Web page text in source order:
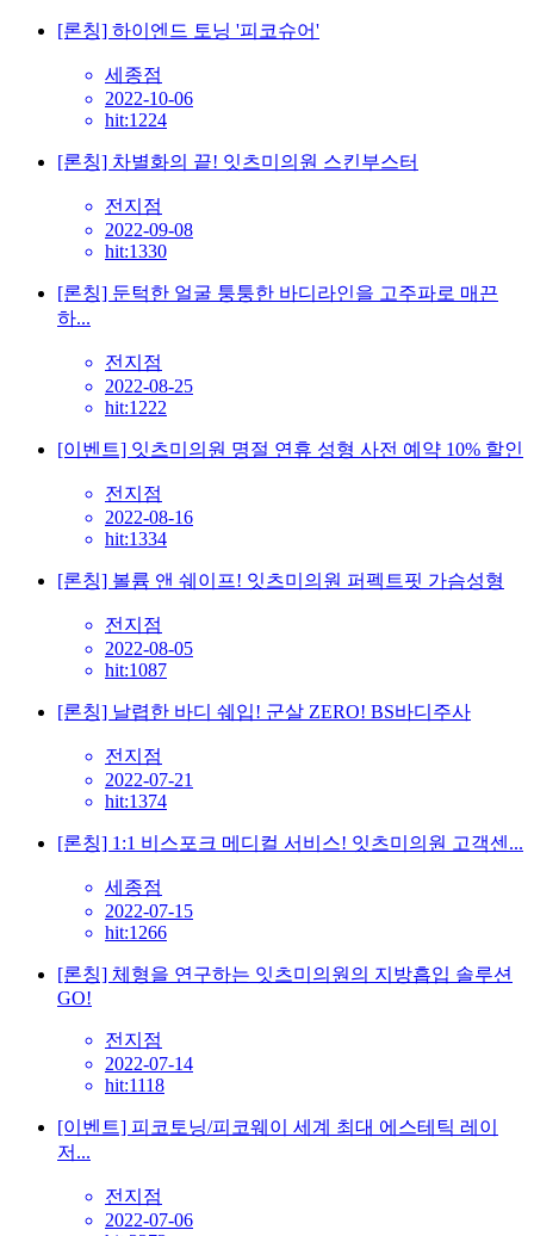
[론칭] 하이엔드 토닝 '피코슈어'
세종점
2022-10-06
hit:1224
[론칭] 차별화의 끝! 잇츠미의원 스킨부스터
전지점
2022-09-08
hit:1330
[론칭] 둔턱한 얼굴 퉁퉁한 바디라인을 고주파로 매끈
하...
전지점
2022-08-25
hit:1222
[이벤트] 잇츠미의원 명절 연휴 성형 사전 예약 10% 할인
전지점
2022-08-16
hit:1334
[론칭] 볼륨 앤 쉐이프! 잇츠미의원 퍼펙트핏 가슴성형
전지점
2022-08-05
hit:1087
[론칭] 날렵한 바디 쉐입! 군살 ZERO! BS바디주사
전지점
2022-07-21
hit:1374
[론칭] 1:1 비스포크 메디컬 서비스! 잇츠미의원 고객센...
세종점
2022-07-15
hit:1266
[론칭] 체형을 연구하는 잇츠미의원의 지방흡입 솔루션
GO!
전지점
2022-07-14
hit:1118
[이벤트] 피코토닝/피코웨이 세계 최대 에스테틱 레이
저...
전지점
2022-07-06